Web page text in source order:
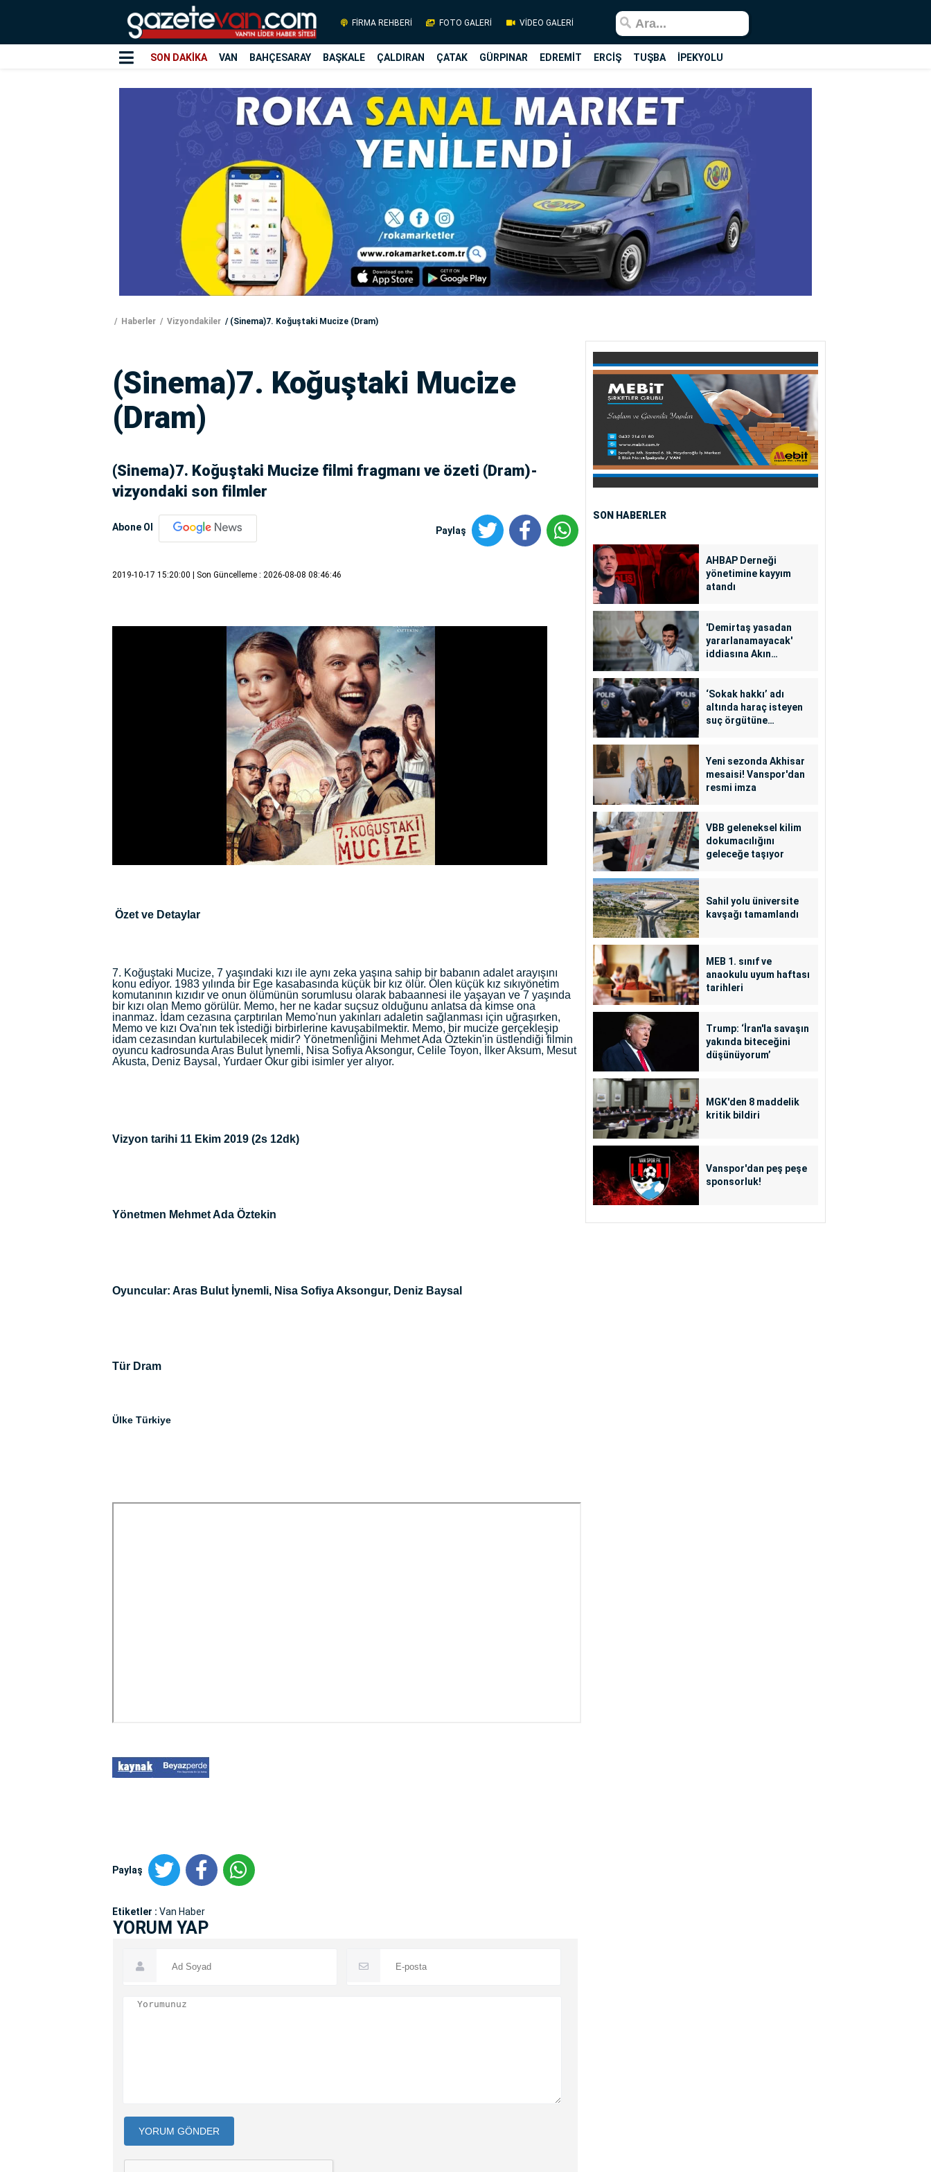
FİRMA REHBERİ FOTO GALERİ VİDEO GALERİ
SON DAKİKA VAN BAHÇESARAY BAŞKALE ÇALDIRAN ÇATAK GÜRPINAR EDREMİT ERCİŞ TUŞBA İPEKYOLU
Haberler Vizyondakiler (Sinema)7. Koğuştaki Mucize (Dram)
(Sinema)7. Koğuştaki Mucize
(Dram)
(Sinema)7. Koğuştaki Mucize filmi fragmanı ve özeti (Dram)-
vizyondaki son filmler
Abone Ol Paylaş
2019-10-17 15:20:00 | Son Güncelleme : 2026-08-08 08:46:46
Özet ve Detaylar
7. Koğuştaki Mucize, 7 yaşındaki kızı ile aynı zeka yaşına sahip bir babanın adalet arayışını
konu ediyor. 1983 yılında bir Ege kasabasında küçük bir kız ölür. Ölen küçük kız sıkıyönetim
komutanının kızıdır ve onun ölümünün sorumlusu olarak babaannesi ile yaşayan ve 7 yaşında
bir kızı olan Memo görülür. Memo, her ne kadar suçsuz olduğunu anlatsa da kimse ona
inanmaz. İdam cezasına çarptırılan Memo'nun yakınları adaletin sağlanması için uğraşırken,
Memo ve kızı Ova'nın tek istediği birbirlerine kavuşabilmektir. Memo, bir mucize gerçekleşip
idam cezasından kurtulabilecek midir? Yönetmenliğini Mehmet Ada Öztekin'in üstlendiği filmin
oyuncu kadrosunda Aras Bulut İynemli, Nisa Sofiya Aksongur, Celile Toyon, İlker Aksum, Mesut
Akusta, Deniz Baysal, Yurdaer Okur gibi isimler yer alıyor.
Vizyon tarihi 11 Ekim 2019 (2s 12dk)
Yönetmen Mehmet Ada Öztekin
Oyuncular: Aras Bulut İynemli, Nisa Sofiya Aksongur, Deniz Baysal
Tür Dram
Ülke Türkiye
Paylaş
Etiketler : Van Haber
YORUM YAP
YORUM GÖNDER
SON HABERLER
AHBAP Derneği
yönetimine kayyım
atandı
'Demirtaş yasadan
yararlanamayacak'
iddiasına Akın
‘Sokak hakkı’ adı
altında haraç isteyen
suç örgütüne
Yeni sezonda Akhisar
mesaisi! Vanspor'dan
resmi imza
VBB geleneksel kilim
dokumacılığını
geleceğe taşıyor
Sahil yolu üniversite
kavşağı tamamlandı
MEB 1. sınıf ve
anaokulu uyum haftası
tarihleri
Trump: ‘İran'la savaşın
yakında biteceğini
düşünüyorum’
MGK'den 8 maddelik
kritik bildiri
Vanspor'dan peş peşe
sponsorluk!